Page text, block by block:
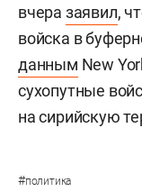
вчера заявил,
войска в
данным New
сухопутные
на сирийскую
#политика